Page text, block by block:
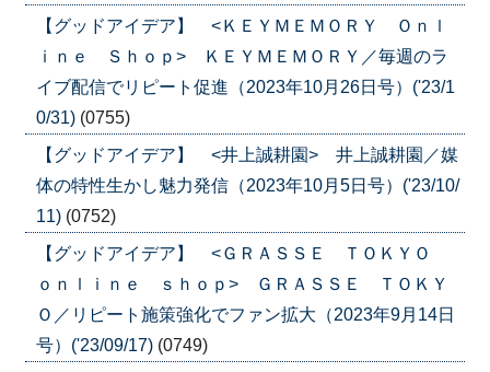
【グッドアイデア】 <ＫＥＹＭＥＭＯＲＹ Ｏｎｌ
ｉｎｅ Ｓｈｏｐ> ＫＥＹＭＥＭＯＲＹ／毎週のラ
イブ配信でリピート促進（2023年10月26日号）('23/1
0/31) (0755)
【グッドアイデア】 <井上誠耕園> 井上誠耕園／媒
体の特性生かし魅力発信（2023年10月5日号）('23/10/
11) (0752)
【グッドアイデア】 <ＧＲＡＳＳＥ ＴＯＫＹＯ
ｏｎｌｉｎｅ ｓｈｏｐ> ＧＲＡＳＳＥ ＴＯＫＹ
Ｏ／リピート施策強化でファン拡大（2023年9月14日
号）('23/09/17) (0749)